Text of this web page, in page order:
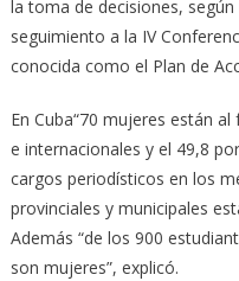
la toma de decisiones,
seguimiento a la IV
conocida como el Plan de
En Cuba“70 mujeres están
e internacionales y el 49,8
cargos periodísticos en los
provinciales y municipales
Además “de los 900
son mujeres”, explicó.